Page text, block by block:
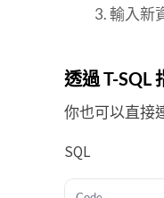
輸入新
透過 T-SQL
你也可以直接
SQL